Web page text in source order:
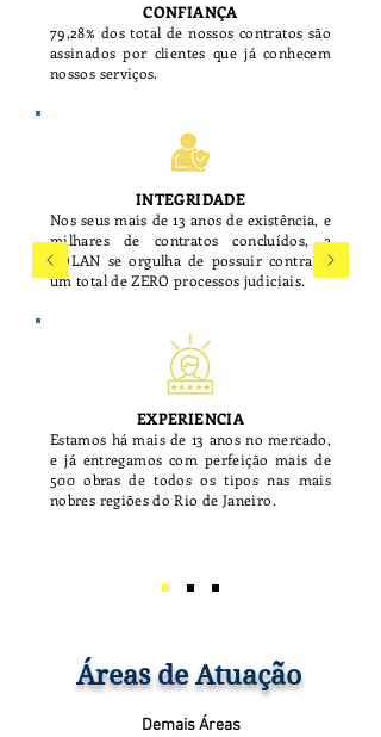
CONFIANÇA
79,28% dos total de nossos contratos são
assinados por clientes que já conhecem
nossos serviços.
INTEGRIDADE
Nos seusmais de13 anos de existência, e
milhares de contratos concluídos, a
GOLAN se orgulha de possuir contra si
um total de ZERO processos judiciais.
EXPERIENCIA
Estamos há mais de 13 anos no mercado,
e já entregamos com perfeição mais de
500 obras de todos os tipos nas mais
nobres regiões do Rio de Janeiro.
Áreas de Atuação
Demais Áreas